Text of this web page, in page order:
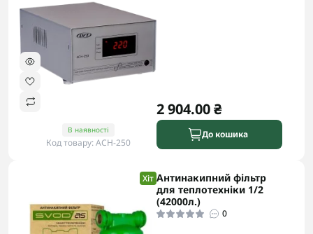
В наявності
Код товару: АCH-250
2 904.00 ₴
До кошика
Хіт Антинакипний фільтр
для теплотехніки 1/2
(42000л.)
0